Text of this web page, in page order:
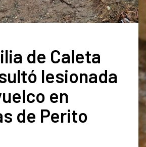
de Caleta
lesionada
en
de Perito